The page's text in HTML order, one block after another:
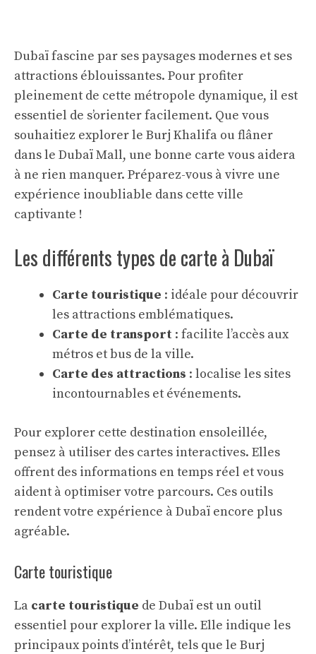
Dubaï fascine par ses paysages modernes et ses
attractions éblouissantes. Pour profiter
pleinement de cette métropole dynamique, il est
essentiel de s’orienter facilement. Que vous
souhaitiez explorer le Burj Khalifa ou flâner
dans le Dubaï Mall, une bonne carte vous aidera
à ne rien manquer. Préparez-vous à vivre une
expérience inoubliable dans cette ville
captivante !
Les différents types de carte à Dubaï
Carte touristique : idéale pour découvrir
les attractions emblématiques.
Carte de transport : facilite l’accès aux
métros et bus de la ville.
Carte des attractions : localise les sites
incontournables et événements.
Pour explorer cette destination ensoleillée,
pensez à utiliser des cartes interactives. Elles
offrent des informations en temps réel et vous
aident à optimiser votre parcours. Ces outils
rendent votre expérience à Dubaï encore plus
agréable.
Carte touristique
La carte touristique de Dubaï est un outil
essentiel pour explorer la ville. Elle indique les
principaux points d’intérêt, tels que le Burj